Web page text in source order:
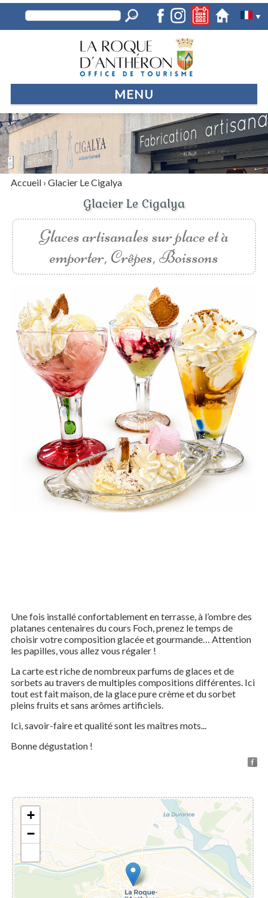
▼
MENU
Accueil› Glacier Le Cigalya
Glacier Le Cigalya
Glaces artisanales sur place et à
emporter, Crêpes, Boissons
Une fois installé confortablement en terrasse, à l’ombre des
platanes centenaires du cours Foch, prenez le temps de
choisir votre composition glacée et gourmande… Attention
les papilles, vous allez vous régaler !
La carte est riche de nombreux parfums de glaces et de
sorbets au travers de multiples compositions différentes. Ici
tout est fait maison, de la glace pure crème et du sorbet
pleins fruits et sans arômes artificiels.
Ici, savoir-faire et qualité sont les maîtres mots...
Bonne dégustation !
+
−